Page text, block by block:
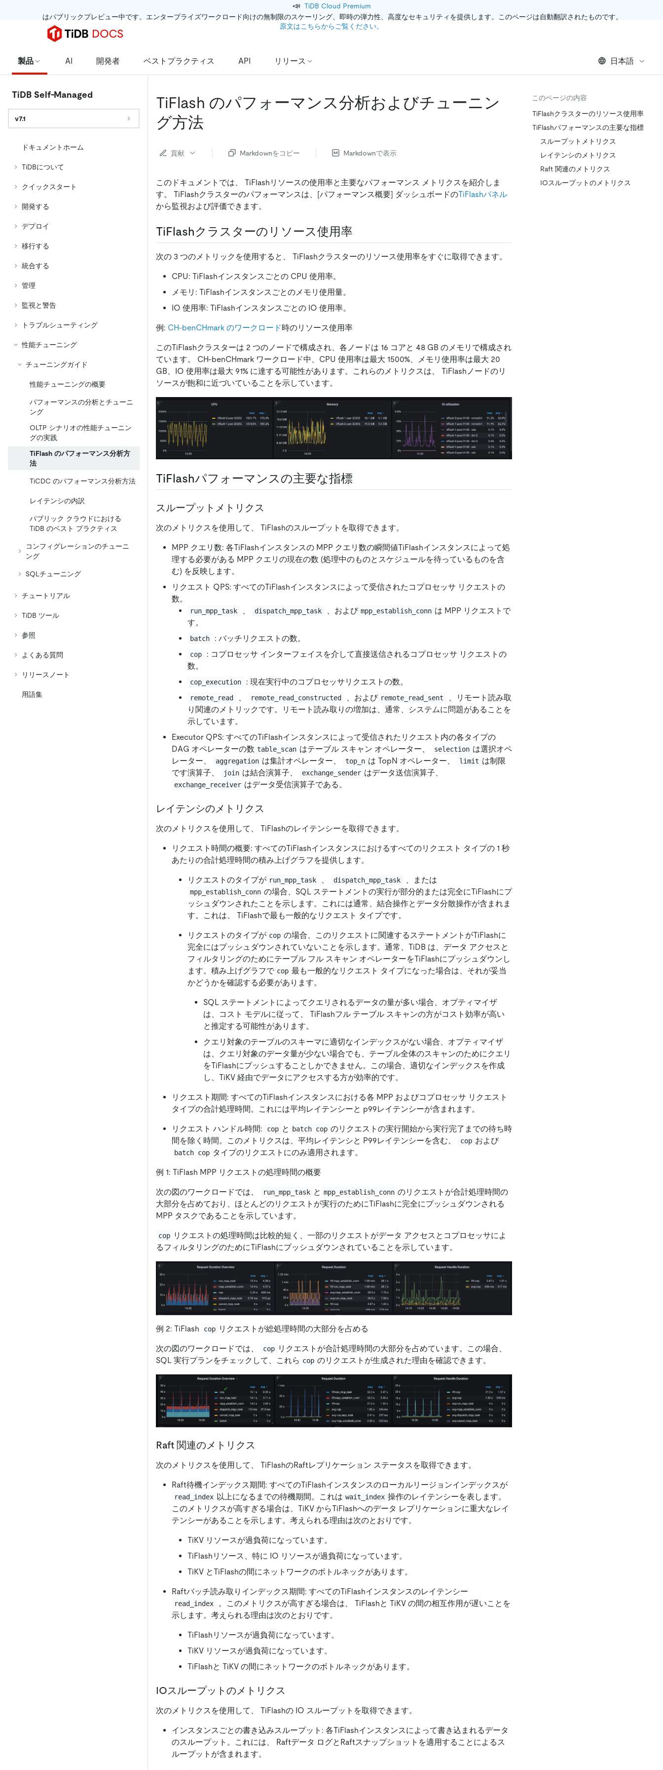
📣 TiDB Cloud Premium
はパブリックプレビュー中です。エンタープライズワークロード向けの無制限のスケーリング、即時の弾力性、高度なセキュリティを提供します。このページは自動翻訳されたものです。
原文はこちらからご覧ください。
製品 AI 開発者 ベストプラクティス API リリース 日本語
TiDB Self-Managed
v7.1
ドキュメントホーム
TiDBについて
クイックスタート
開発する
デプロイ
移行する
統合する
管理
監視と警告
トラブルシューティング
性能チューニング
チューニングガイド
性能チューニングの概要
パフォーマンスの分析とチューニ
ング
OLTP シナリオの性能チューニン
グの実践
TiFlash のパフォーマンス分析方
法
TiCDC のパフォーマンス分析方法
レイテンシの内訳
パブリック クラウドにおける
TiDB のベスト プラクティス
コンフィグレーションのチューニ
ング
SQLチューニング
チュートリアル
TiDB ツール
参照
よくある質問
リリースノート
用語集
TiFlash のパフォーマンス分析およびチューニン
グ方法
貢献 Markdownをコピー Markdownで表示
このドキュメントでは、 TiFlashリソースの使用率と主要なパフォーマンス メトリクスを紹介しま
す。 TiFlashクラスターのパフォーマンスは、 [パフォーマンス概要] ダッシュボードのTiFlashパネル
から監視および評価できます。
TiFlashクラスターのリソース使用率
次の 3 つのメトリックを使用すると、 TiFlashクラスターのリソース使用率をすぐに取得できます。
CPU: TiFlashインスタンスごとの CPU 使用率。
メモリ: TiFlashインスタンスごとのメモリ使用量。
IO 使用率: TiFlashインスタンスごとの IO 使用率。
例: CH-benCHmark のワークロード時のリソース使用率
このTiFlashクラスターは 2 つのノードで構成され、各ノードは 16 コアと 48 GB のメモリで構成され
ています。 CH-benCHmark ワークロード中、CPU 使用率は最大 1500%、メモリ使用率は最大 20
GB、IO 使用率は最大 91% に達する可能性があります。これらのメトリクスは、 TiFlashノードのリ
ソースが飽和に近づいていることを示しています。
TiFlashパフォーマンスの主要な指標
スループットメトリクス
次のメトリクスを使用して、 TiFlashのスループットを取得できます。
MPP クエリ数: 各TiFlashインスタンスの MPP クエリ数の瞬間値TiFlashインスタンスによって処
理する必要がある MPP クエリの現在の数 (処理中のものとスケジュールを待っているものを含
む) を反映します。
リクエスト QPS: すべてのTiFlashインスタンスによって受信されたコプロセッサ リクエストの
数。
run_mpp_task 、 dispatch_mpp_task 、および mpp_establish_conn は MPP リクエストで
す。
batch : バッチリクエストの数。
cop
: コプロセッサ インターフェイスを介して直接送信されるコプロセッサ リクエストの
数。
cop_execution : 現在実行中のコプロセッサリクエストの数。
remote_read 、 remote_read_constructed 、および remote_read_sent
、リモート読み取
り関連のメトリックです。リモート読み取りの増加は、通常、システムに問題があることを
示しています。
Executor QPS: すべてのTiFlashインスタンスによって受信されたリクエスト内の各タイプの
DAG オペレーターの数 table_scan はテーブル スキャン オペレーター、 selection は選択オペ
レーター、
aggregation は集計オペレーター、 top_n は TopN オペレーター、 limit は制限
です演算子、
join は結合演算子、 exchange_sender はデータ送信演算子、
exchange_receiver はデータ受信演算子である。
レイテンシのメトリクス
次のメトリクスを使用して、 TiFlashのレイテンシーを取得できます。
リクエスト時間の概要: すべてのTiFlashインスタンスにおけるすべてのリクエスト タイプの 1 秒
あたりの合計処理時間の積み上げグラフを提供します。
リクエストのタイプが run_mpp_task 、 dispatch_mpp_task 、または
mpp_establish_conn の場合、SQL ステートメントの実行が部分的または完全にTiFlashにプ
ッシュダウンされたことを示します。これには通常、結合操作とデータ分散操作が含まれま
す。これは、 TiFlashで最も一般的なリクエスト タイプです。
リクエストのタイプが cop の場合、このリクエストに関連するステートメントがTiFlashに
完全にはプッシュダウンされていないことを示します。通常、TiDB は、データ アクセスと
フィルタリングのためにテーブル フル スキャン オペレーターをTiFlashにプッシュダウンし
ます。積み上げグラフで cop 最も一般的なリクエスト タイプになった場合は、それが妥当
かどうかを確認する必要があります。
SQL ステートメントによってクエリされるデータの量が多い場合、オプティマイザ
は、コスト モデルに従って、 TiFlashフル テーブル スキャンの方がコスト効率が高い
と推定する可能性があります。
クエリ対象のテーブルのスキーマに適切なインデックスがない場合、オプティマイザ
は、クエリ対象のデータ量が少ない場合でも、テーブル全体のスキャンのためにクエリ
をTiFlashにプッシュすることしかできません。この場合、適切なインデックスを作成
し、TiKV 経由でデータにアクセスする方が効率的です。
リクエスト期間: すべてのTiFlashインスタンスにおける各 MPP およびコプロセッサ リクエスト
タイプの合計処理時間。これには平均レイテンシーと p99レイテンシーが含まれます。
リクエスト ハンドル時間: cop と batch cop のリクエストの実行開始から実行完了までの待ち時
間を除く時間。このメトリクスは、平均レイテンシと P99レイテンシーを含む、
cop および
batch cop タイプのリクエストにのみ適用されます。
例 1: TiFlash MPP リクエストの処理時間の概要
次の図のワークロードでは、 run_mpp_task と mpp_establish_conn のリクエストが合計処理時間の
大部分を占めており、ほとんどのリクエストが実行のためにTiFlashに完全にプッシュダウンされる
MPP タスクであることを示しています。
cop リクエストの処理時間は比較的短く、一部のリクエストがデータ アクセスとコプロセッサによ
るフィルタリングのためにTiFlashにプッシュダウンされていることを示しています。
例 2: TiFlash cop リクエストが総処理時間の大部分を占める
次の図のワークロードでは、 cop リクエストが合計処理時間の大部分を占めています。この場合、
SQL 実行プランをチェックして、これら cop のリクエストが生成された理由を確認できます。
Raft 関連のメトリクス
次のメトリクスを使用して、 TiFlashのRaftレプリケーション ステータスを取得できます。
Raft待機インデックス期間: すべてのTiFlashインスタンスのローカルリージョンインデックスが
read_index 以上になるまでの待機期間。これは wait_index 操作のレイテンシーを表します。
このメトリクスが高すぎる場合は、TiKV からTiFlashへのデータ レプリケーションに重大なレイ
テンシーがあることを示します。考えられる理由は次のとおりです。
TiKV リソースが過負荷になっています。
TiFlashリソース、特に IO リソースが過負荷になっています。
TiKV とTiFlashの間にネットワークのボトルネックがあります。
Raftバッチ読み取りインデックス期間: すべてのTiFlashインスタンスのレイテンシー
read_index
。このメトリクスが高すぎる場合は、 TiFlashと TiKV の間の相互作用が遅いことを
示します。考えられる理由は次のとおりです。
TiFlashリソースが過負荷になっています。
TiKV リソースが過負荷になっています。
TiFlashと TiKV の間にネットワークのボトルネックがあります。
IOスループットのメトリクス
次のメトリクスを使用して、 TiFlashの IO スループットを取得できます。
インスタンスごとの書き込みスループット: 各TiFlashインスタンスによって書き込まれるデータ
のスループット。これには、 Raftデータ ログとRaftスナップショットを適用することによるス
ループットが含まれます。
このページの内容
TiFlashクラスターのリソース使用率
TiFlashパフォーマンスの主要な指標
スループットメトリクス
レイテンシのメトリクス
Raft 関連のメトリクス
IOスループットのメトリクス